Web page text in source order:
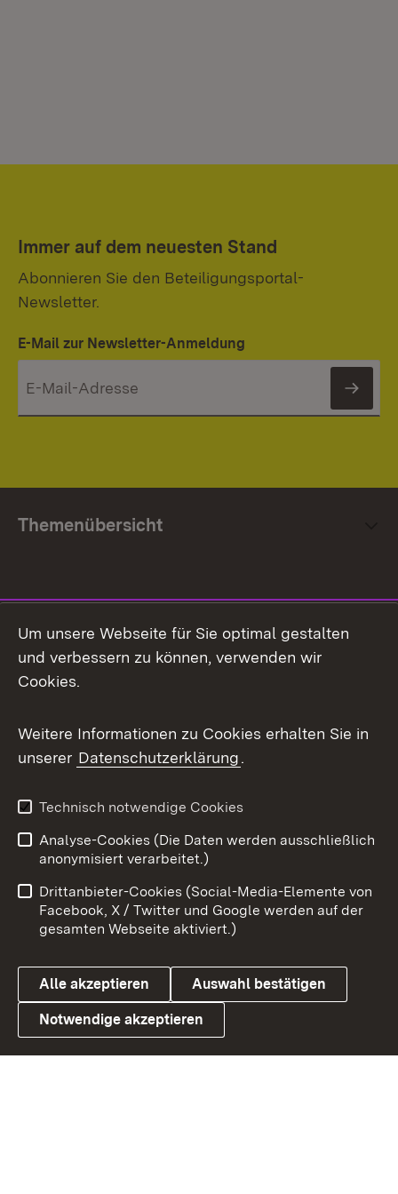
Immer auf dem neuesten Stand
Abonnieren Sie den Beteiligungsportal-
Newsletter.
E-Mail zur Newsletter-Anmeldung
Themenübersicht
Facebook
X / Twitter
Youtube
Link zum Landesportal
Impressum
Kontakt
Barrierefreiheit
Datenschutz
Cookies
Um unsere Webseite für Sie optimal gestalten
und verbessern zu können, verwenden wir
Cookies.
Weitere Informationen zu Cookies erhalten Sie in
unserer Datenschutzerklärung.
Technisch notwendige Cookies
Analyse-Cookies (Die Daten werden ausschließlich
anonymisiert verarbeitet.)
Drittanbieter-Cookies (Social-Media-Elemente von
Facebook, X / Twitter und Google werden auf der
gesamten Webseite aktiviert.)
Alle akzeptieren Auswahl bestätigen
Notwendige akzeptieren